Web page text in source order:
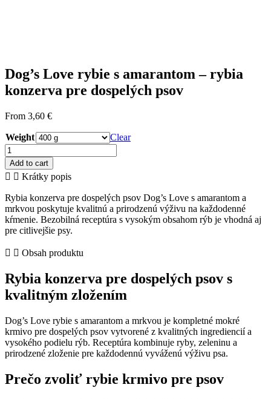
Dog’s Love rybie s amarantom – rybia
konzerva pre dospelých psov
From 3,60 €
Weight
Clear
Dog's
Love
rybie
s
amarantom
–
rybia
konzerva
pre
dospelých
psov
Add to cart
Krátky popis
Rybia konzerva pre dospelých psov Dog’s Love s amarantom a
mrkvou poskytuje kvalitnú a prirodzenú výživu na každodenné
kŕmenie. Bezobilná receptúra s vysokým obsahom rýb je vhodná aj
pre citlivejšie psy.
Obsah produktu
Rybia konzerva pre dospelých psov s
kvalitným zložením
Dog’s Love rybie s amarantom a mrkvou je kompletné mokré
krmivo pre dospelých psov vytvorené z kvalitných ingrediencií a
vysokého podielu rýb. Receptúra kombinuje ryby, zeleninu a
prirodzené zloženie pre každodennú vyváženú výživu psa.
Prečo zvoliť rybie krmivo pre psov